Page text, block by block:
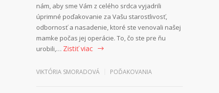
nám, aby sme Vám z celého srdca vyjadrili
úprimné poďakovanie za Vašu starostlivosť,
odbornosť a nasadenie, ktoré ste venovali našej
mamke počas jej operácie. To, čo ste pre ňu
urobili,… Zistiť viac
VIKTÓRIA SMORADOVÁ POĎAKOVANIA